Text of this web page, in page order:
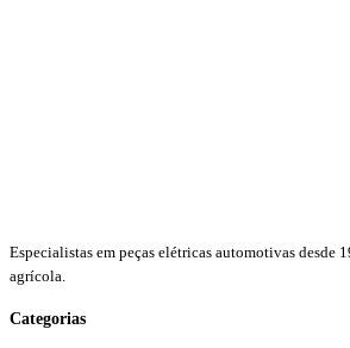
Especialistas em peças elétricas automotivas desde
agrícola.
Categorias